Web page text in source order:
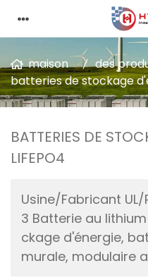
maison
des
batteries de stockage
BATTERIES DE
LIFEPO4
Usine/Fabricant UL/
3 Batterie au
ckage d'énergie,
murale, modulaire